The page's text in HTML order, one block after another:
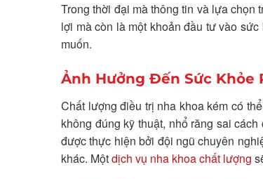
Trong thời đại mà thông tin và lựa chọn
lợi mà còn là một khoản đầu tư vào
muốn.
Ảnh Hưởng Đến Sức Khỏe
Chất lượng điều trị nha khoa kém có
không đúng kỹ thuật, nhổ răng sai
được thực hiện bởi đội ngũ chuyên
khác. Mộtdịch vụ nha khoa chất lượng